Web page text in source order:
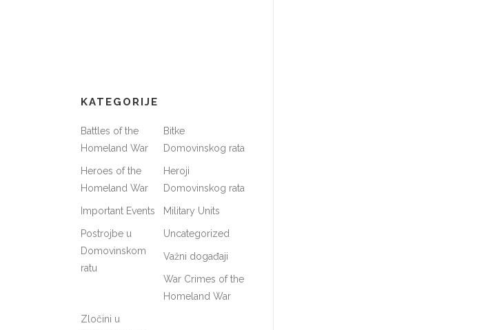
KATEGORIJE
Battles of the
Homeland War
Bitke
Domovinskog rata
Heroes of the
Homeland War
Heroji
Domovinskog rata
Important Events Military Units
Postrojbe u
Domovinskom
ratu
Uncategorized
Važni događaji
War Crimes of the
Homeland War
Zločini u